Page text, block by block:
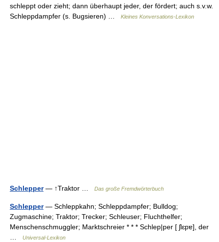
schleppt oder zieht; dann überhaupt jeder, der fördert; auch s.v.w.
Schleppdampfer (s. Bugsieren) …
Kleines Konversations-Lexikon
Schlepper— ↑Traktor … Das große Fremdwörterbuch
Schlepper— Schleppkahn; Schleppdampfer; Bulldog;
Zugmaschine; Traktor; Trecker; Schleuser; Fluchthelfer;
Menschenschmuggler; Marktschreier * * * Schlep|per [ ʃlɛpɐ], der
Universal-Lexikon